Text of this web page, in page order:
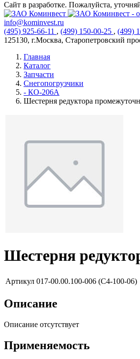
Сайт в разработке. Пожалуйста,
info@kominvest.ru
(495) 925-66-11 , (499) 150-00-25 , (499)
125130, г.Москва, Старопетровский
Главная
Каталог
Запчасти
Снегопогрузчики
- КО-206А
Шестерня редуктора
Шестерня
Артикул 017-00.00.100-006 (C4-100-06)
Описание
Описание отсутствует
Применяемость